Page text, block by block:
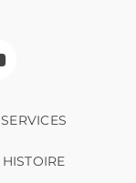
SERVICES
HISTOIRE